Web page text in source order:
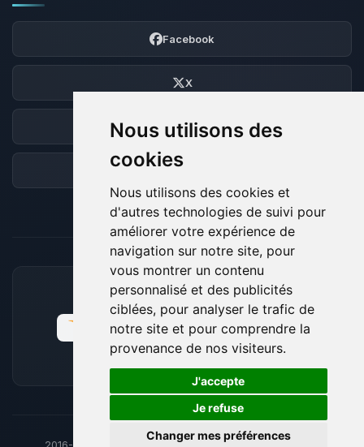
Nous utilisons des
cookies
Nous utilisons des cookies et
d'autres technologies de suivi pour
améliorer votre expérience de
navigation sur notre site, pour
vous montrer un contenu
personnalisé et des publicités
ciblées, pour analyser le trafic de
notre site et pour comprendre la
provenance de nos visiteurs.
J'accepte
Je refuse
Changer mes préférences
Facebook
X
Discord
Forum
MOYENS DE PAIEMENT ACCEPTÉS
2016-26 © BoxToPlay - ByteLogic tous droits réservés
🍪